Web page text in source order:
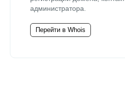
администратора.
Перейти в Whois